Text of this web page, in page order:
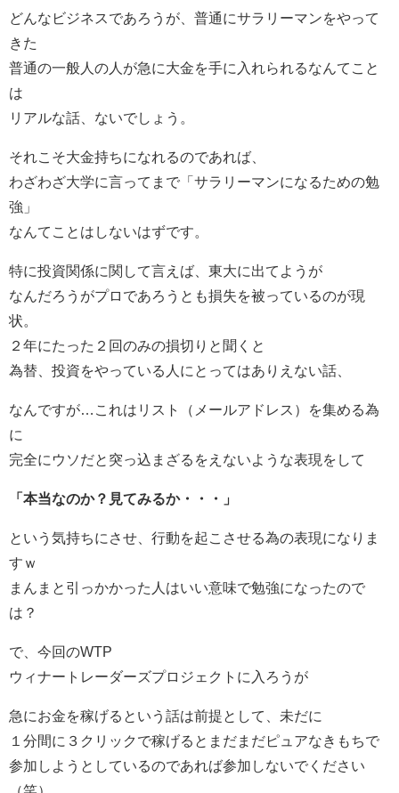
どんなビジネスであろうが、普通にサラリーマンをやって
きた
普通の一般人の人が急に大金を手に入れられるなんてこと
は
リアルな話、ないでしょう。
それこそ大金持ちになれるのであれば、
わざわざ大学に言ってまで「サラリーマンになるための勉
強」
なんてことはしないはずです。
特に投資関係に関して言えば、東大に出てようが
なんだろうがプロであろうとも損失を被っているのが現
状。
２年にたった２回のみの損切りと聞くと
為替、投資をやっている人にとってはありえない話、
なんですが…これはリスト（メールアドレス）を集める為
に
完全にウソだと突っ込まざるをえないような表現をして
「本当なのか？見てみるか・・・」
という気持ちにさせ、行動を起こさせる為の表現になりま
すｗ
まんまと引っかかった人はいい意味で勉強になったので
は？
で、今回のWTP
ウィナートレーダーズプロジェクトに入ろうが
急にお金を稼げるという話は前提として、未だに
１分間に３クリックで稼げるとまだまだピュアなきもちで
参加しようとしているのであれば参加しないでください